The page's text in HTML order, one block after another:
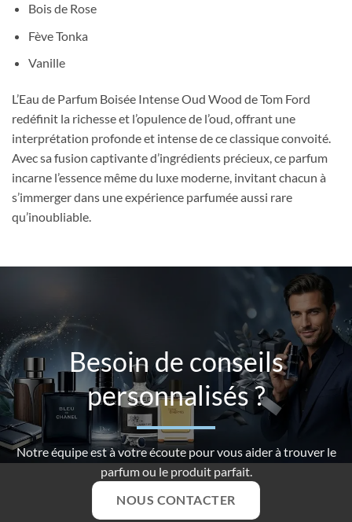
Bois de Rose
Fève Tonka
Vanille
L’Eau de Parfum Boisée Intense Oud Wood de Tom Ford
redéfinit la richesse et l’opulence de l’oud, offrant une
interprétation profonde et intense de ce classique convoité.
Avec sa fusion captivante d’ingrédients précieux, ce parfum
incarne l’essence même du luxe moderne, invitant chacun à
s’immerger dans une expérience parfumée aussi rare
qu’inoubliable.
Besoin de conseils
personnalisés ?
Notre équipe est à votre écoute pour vous aider à trouver le
parfum ou le produit parfait.
NOUS CONTACTER